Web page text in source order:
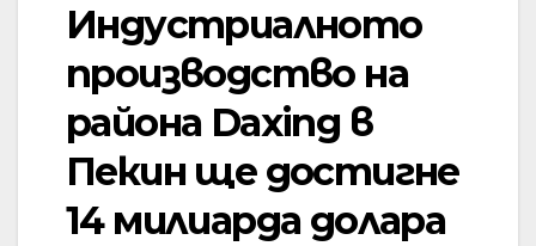
Индустриалното
производство на
района Daxing в
Пекин ще достигне
14 милиарда долара